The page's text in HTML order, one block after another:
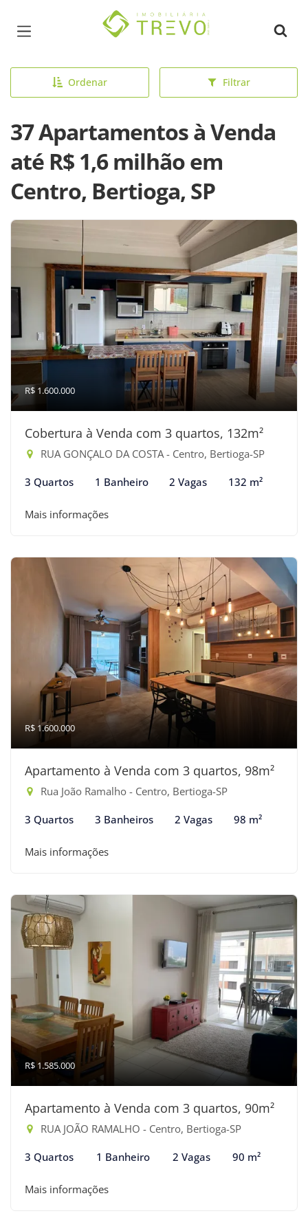
Página inicial
Ordenar Filtrar
37 Apartamentos à Venda
até R$ 1,6 milhão em
Centro, Bertioga, SP
R$ 1.600.000
Cobertura à Venda com 3 quartos, 132m²
RUA GONÇALO DA COSTA - Centro, Bertioga-SP
3 Quartos 1 Banheiro 2 Vagas 132 m²
Mais informações
R$ 1.600.000
Apartamento à Venda com 3 quartos, 98m²
Rua João Ramalho - Centro, Bertioga-SP
3 Quartos 3 Banheiros 2 Vagas 98 m²
Mais informações
R$ 1.585.000
Apartamento à Venda com 3 quartos, 90m²
RUA JOÃO RAMALHO - Centro, Bertioga-SP
3 Quartos 1 Banheiro 2 Vagas 90 m²
Mais informações